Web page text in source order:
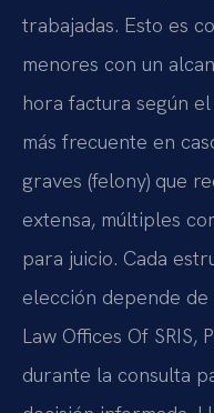
trabajadas. Esto es
menores con un
hora factura según
más frecuente en
graves (felony) que
extensa, múltiples
para juicio. Cada
elección depende
Law Offices Of SRIS,
durante la consulta